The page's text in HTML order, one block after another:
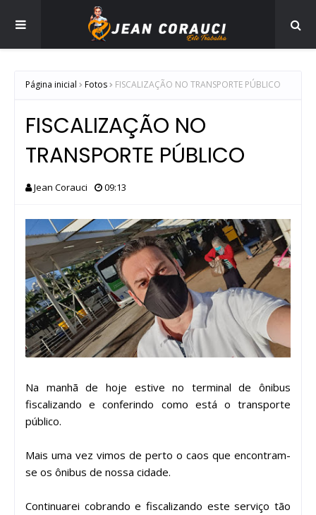
Página inicial Fotos FISCALIZAÇÃO NO TRANSPORTE PÚBLICO
FISCALIZAÇÃO NO
TRANSPORTE PÚBLICO
Jean Corauci 09:13
Na manhã de hoje estive no terminal de ônibus
fiscalizando e conferindo como está o transporte
público.
Mais uma vez vimos de perto o caos que encontram-
se os ônibus de nossa cidade.
Continuarei cobrando e fiscalizando este serviço tão